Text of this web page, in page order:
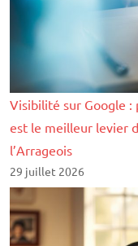
Visibilité sur Google
est le meilleur levier
l’Arrageois
29 juillet 2026